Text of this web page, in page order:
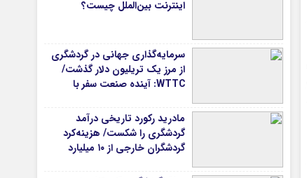
اینترنت بین‌الملل چیست؟
سرمایه‌گذاری جهانی در گردشگری
از مرز یک تریلیون دلار گذشت/
WTTC: آینده صنعت سفر با
تضمین می‌شود
مادرید رکورد تاریخی درآمد
گردشگری را شکست/ هزینه‌کرد
گردشگران خارجی از ۱۰ میلیارد